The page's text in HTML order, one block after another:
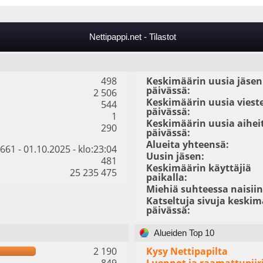
Nettipappi.net - Tilastot
498
2 506
544
1
290
661 - 01.10.2025 - klo:23:04
481
25 235 475
Keskimäärin uusia
päivässä:
Keskimäärin uusia
päivässä:
Keskimäärin uusia
päivässä:
Alueita yhteensä:
Uusin jäsen:
Keskimäärin käyttäjiä
paikalla:
Miehiä suhteessa
Katseltuja sivuja
päivässä:
2 190
Alueiden Top 10
Kysy Nettipapilta